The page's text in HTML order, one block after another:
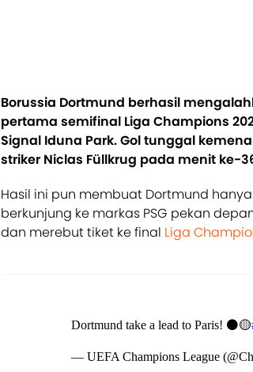
Borussia Dortmund berhasil
pertama semifinal Liga Champions
Signal Iduna Park. Gol tunggal
striker Niclas Füllkrug pada menit ke-
Hasil ini pun membuat Dortmund
berkunjung ke markas PSG pekan
dan merebut tiket ke final Liga
Dortmund take a lead to Paris! ⚫🟡
— UEFA Champions League